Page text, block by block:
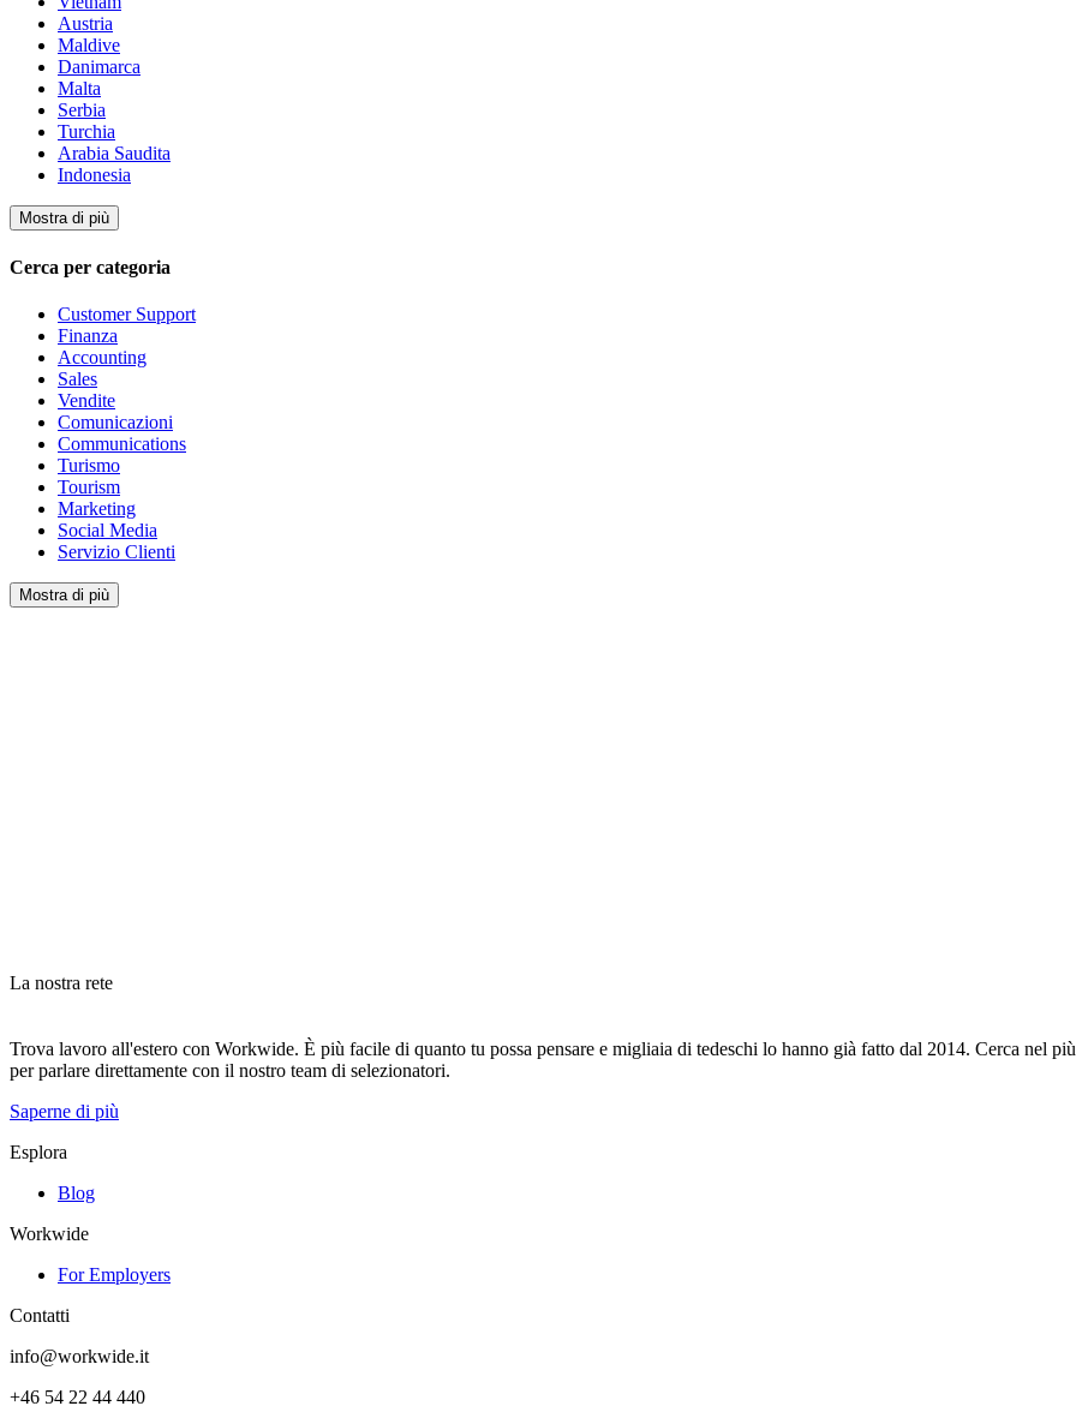
Austria
Maldive
Danimarca
Malta
Serbia
Turchia
Arabia Saudita
Indonesia
Mostra di più
Cerca per categoria
Customer Support
Finanza
Accounting
Sales
Vendite
Comunicazioni
Communications
Turismo
Tourism
Marketing
Social Media
Servizio Clienti
Mostra di più
La nostra rete
Trova lavoro all'estero con Workwide. È più facile di quanto tu possa pensare e migliaia di tedeschi lo hanno già fatto dal 2014. Cerca nel
per parlare direttamente con il nostro team di selezionatori.
Saperne di più
Esplora
Blog
Workwide
For Employers
Contatti
info@workwide.it
+46 54 22 44 440